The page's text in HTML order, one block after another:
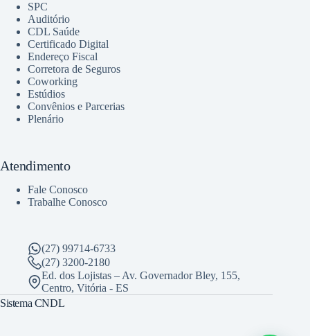
SPC
Auditório
CDL Saúde
Certificado Digital
Endereço Fiscal
Corretora de Seguros
Coworking
Estúdios
Convênios e Parcerias
Plenário
Atendimento
Fale Conosco
Trabalhe Conosco
(27) 99714-6733
(27) 3200-2180
Ed. dos Lojistas – Av. Governador Bley, 155,
Centro, Vitória - ES
Sistema CNDL